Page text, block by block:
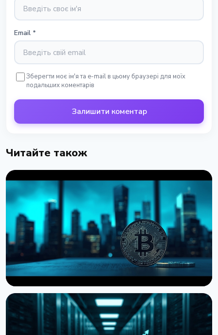
Email *
Зберегти моє ім'я та e-mail в цьому браузері для моїх
подальших коментарів
Залишити коментар
Читайте також
НОВИНА
Storj подала на банкрутство, але пропонує
токенхолдерам частку в компанії